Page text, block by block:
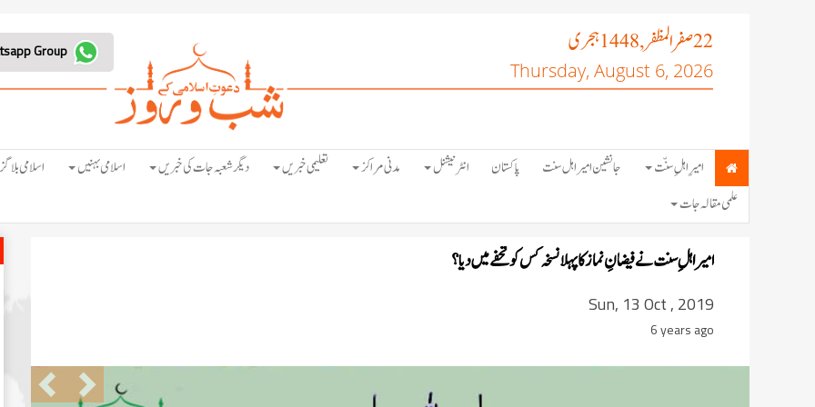
22صفر المظفر, 1448 ہجری
Thursday, August 6, 2026
امیرِ اہلِ سنّت جانشین امیر اہل سنت پاکستان انٹرنیشنل مدنی مراکز تعلیمی خبریں دیگر شعبہ جات کی خبریں اسلامی بہنیں اسلامی بلاگز
علمی مقالہ جات
امیر اہلِ سنت نے فیضانِ نماز کا پہلا نسخہ کس کو تحفے میں دیا؟
Sun, 13 Oct , 2019
6 years ago
Previous Next